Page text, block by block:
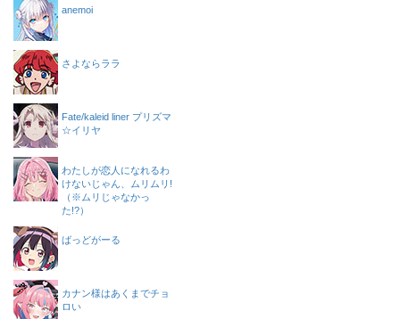
anemoi
さよならララ
Fate/kaleid liner プリズマ
☆イリヤ
わたしが恋人になれるわ
けないじゃん、ムリムリ!
（※ムリじゃなかっ
た!?）
ばっどがーる
カナン様はあくまでチョ
ロい